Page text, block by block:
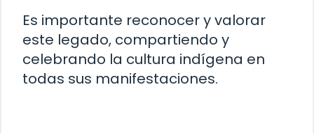
Es importante reconocer y valorar
este legado, compartiendo y
celebrando la cultura indígena en
todas sus manifestaciones.